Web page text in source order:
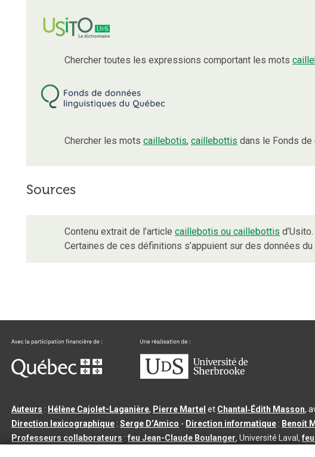
Chercher toutes les expressions comportant les mots
Chercher les mots caillebotis, caillebottis dans le Fonds
Sources
Contenu extrait de l’article caillebotis ou caillebottis d’Usito.
Certaines de ces définitions s’appuient sur des données du
Auteurs : Hélène Cajolet-Laganière, Pierre Martel et Chantal‑Édith Masson,
Direction lexicographique :Serge D’Amico - Direction informatique : Benoit
Professeurs collaborateurs :feu Jean-Claude Boulanger, Université Laval,